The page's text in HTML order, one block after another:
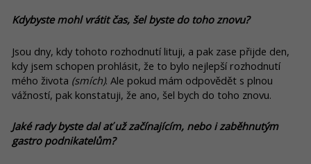
Kdybyste mohl vrátit čas, šel byste do toho znovu?
Jsou dny, kdy tohoto rozhodnutí lituji, a pak zase přijde den,
kdy jsem schopen prohlásit, že to bylo nejlepší rozhodnutí
mého života (smích). Ale pokud mám odpovědět s plnou
vážností, pak konstatuji, že ano, šel bych do toho znovu.
Jaké rady byste dal ať už začínajícím, nebo i zaběhnutým
gastro podnikatelům?